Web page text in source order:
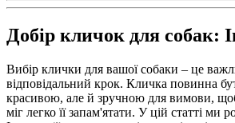
Добір кличок для собак:
Вибір клички для вашої собаки – це
відповідальний крок. Кличка повинна
красивою, але й зручною для вимови,
міг легко її запам'ятати. У цій статті ми